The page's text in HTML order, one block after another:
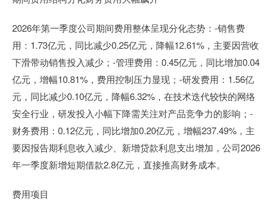
2026年第一季度公司期间费用整体呈现分化态势：-销售费
用：1.73亿元，同比减少0.25亿元，降幅12.61%，主要因营收
下滑带动销售投入减少；-管理费用：0.45亿元，同比增加0.04
亿元，增幅10.81%，费用控制压力显现；-研发费用：1.56亿
元，同比减少0.10亿元，降幅6.32%，在技术迭代较快的网络
安全行业，研发投入小幅下降需关注对产品竞争力的影响；-
财务费用：0.12亿元，同比增加0.20亿元，增幅237.49%，主
要因报告期利息收入减少、新增贷款利息支出增加，公司2026
年一季度新增短期借款2.8亿元，直接推高财务成本。
费用项目